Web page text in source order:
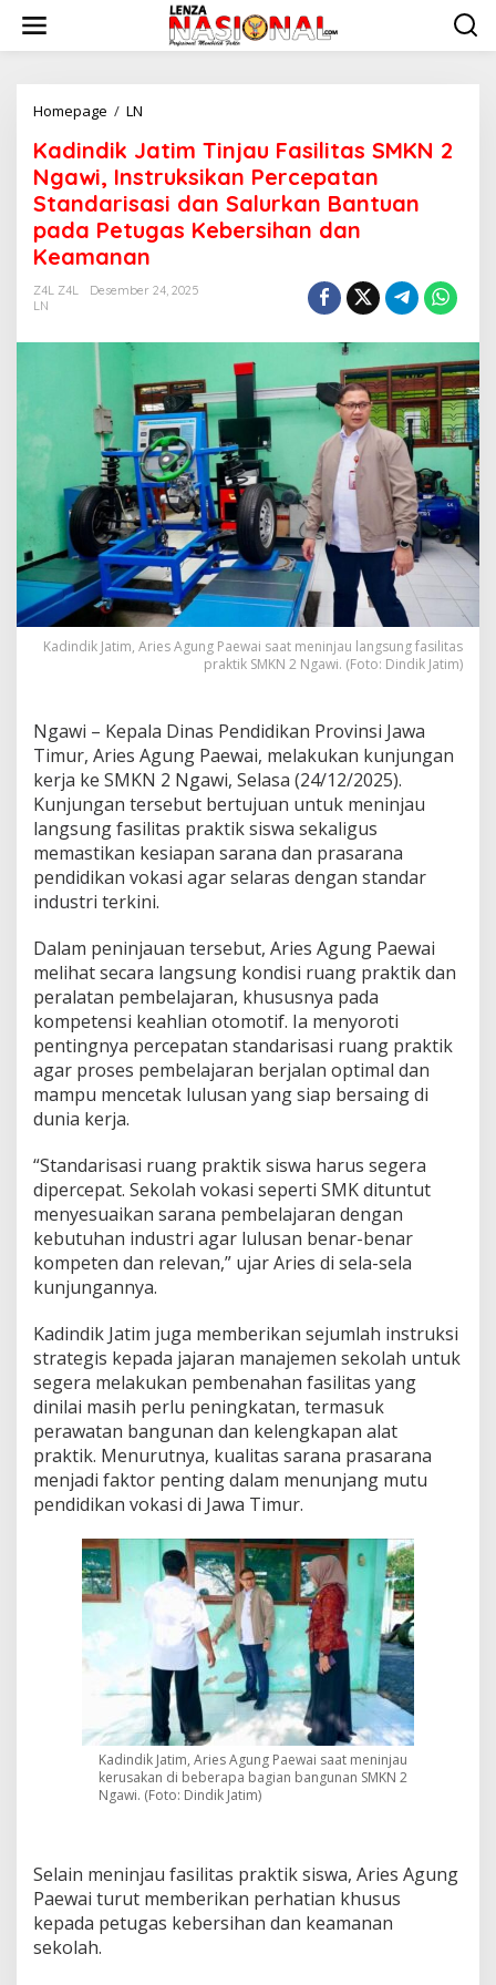
w
Homepage / LN
d
i
n
d
i
k
a
i
n
j
a
u
F
a
s
i
l
i
t
a
s
N
2
N
g
a
w
i
I
n
t
r
k
s
i
k
a
n
r
c
e
p
a
t
a
S
t
a
n
d
a
i
s
a
i
a
S
r
k
a
n
B
a
a
n
p
Kadindik Jatim Tinjau Fasilitas SMKN 2
Ngawi, Instruksikan Percepatan
Standarisasi dan Salurkan Bantuan
pada Petugas Kebersihan dan
Keamanan
Z4L Z4L
Desember 24, 2025
LN
Kadindik Jatim, Aries Agung Paewai saat meninjau langsung fasilitas
praktik SMKN 2 Ngawi. (Foto: Dindik Jatim)
Ngawi – Kepala Dinas Pendidikan Provinsi Jawa
Timur, Aries Agung Paewai, melakukan kunjungan
kerja ke SMKN 2 Ngawi, Selasa (24/12/2025).
Kunjungan tersebut bertujuan untuk meninjau
langsung fasilitas praktik siswa sekaligus
memastikan kesiapan sarana dan prasarana
pendidikan vokasi agar selaras dengan standar
industri terkini.
Dalam peninjauan tersebut, Aries Agung Paewai
melihat secara langsung kondisi ruang praktik dan
peralatan pembelajaran, khususnya pada
kompetensi keahlian otomotif. Ia menyoroti
pentingnya percepatan standarisasi ruang praktik
agar proses pembelajaran berjalan optimal dan
mampu mencetak lulusan yang siap bersaing di
dunia kerja.
“Standarisasi ruang praktik siswa harus segera
dipercepat. Sekolah vokasi seperti SMK dituntut
menyesuaikan sarana pembelajaran dengan
kebutuhan industri agar lulusan benar-benar
kompeten dan relevan,” ujar Aries di sela-sela
kunjungannya.
Kadindik Jatim juga memberikan sejumlah instruksi
strategis kepada jajaran manajemen sekolah untuk
segera melakukan pembenahan fasilitas yang
dinilai masih perlu peningkatan, termasuk
perawatan bangunan dan kelengkapan alat
praktik. Menurutnya, kualitas sarana prasarana
menjadi faktor penting dalam menunjang mutu
pendidikan vokasi di Jawa Timur.
Kadindik Jatim, Aries Agung Paewai saat meninjau
kerusakan di beberapa bagian bangunan SMKN 2
Ngawi. (Foto: Dindik Jatim)
Selain meninjau fasilitas praktik siswa, Aries Agung
Paewai turut memberikan perhatian khusus
kepada petugas kebersihan dan keamanan
sekolah.